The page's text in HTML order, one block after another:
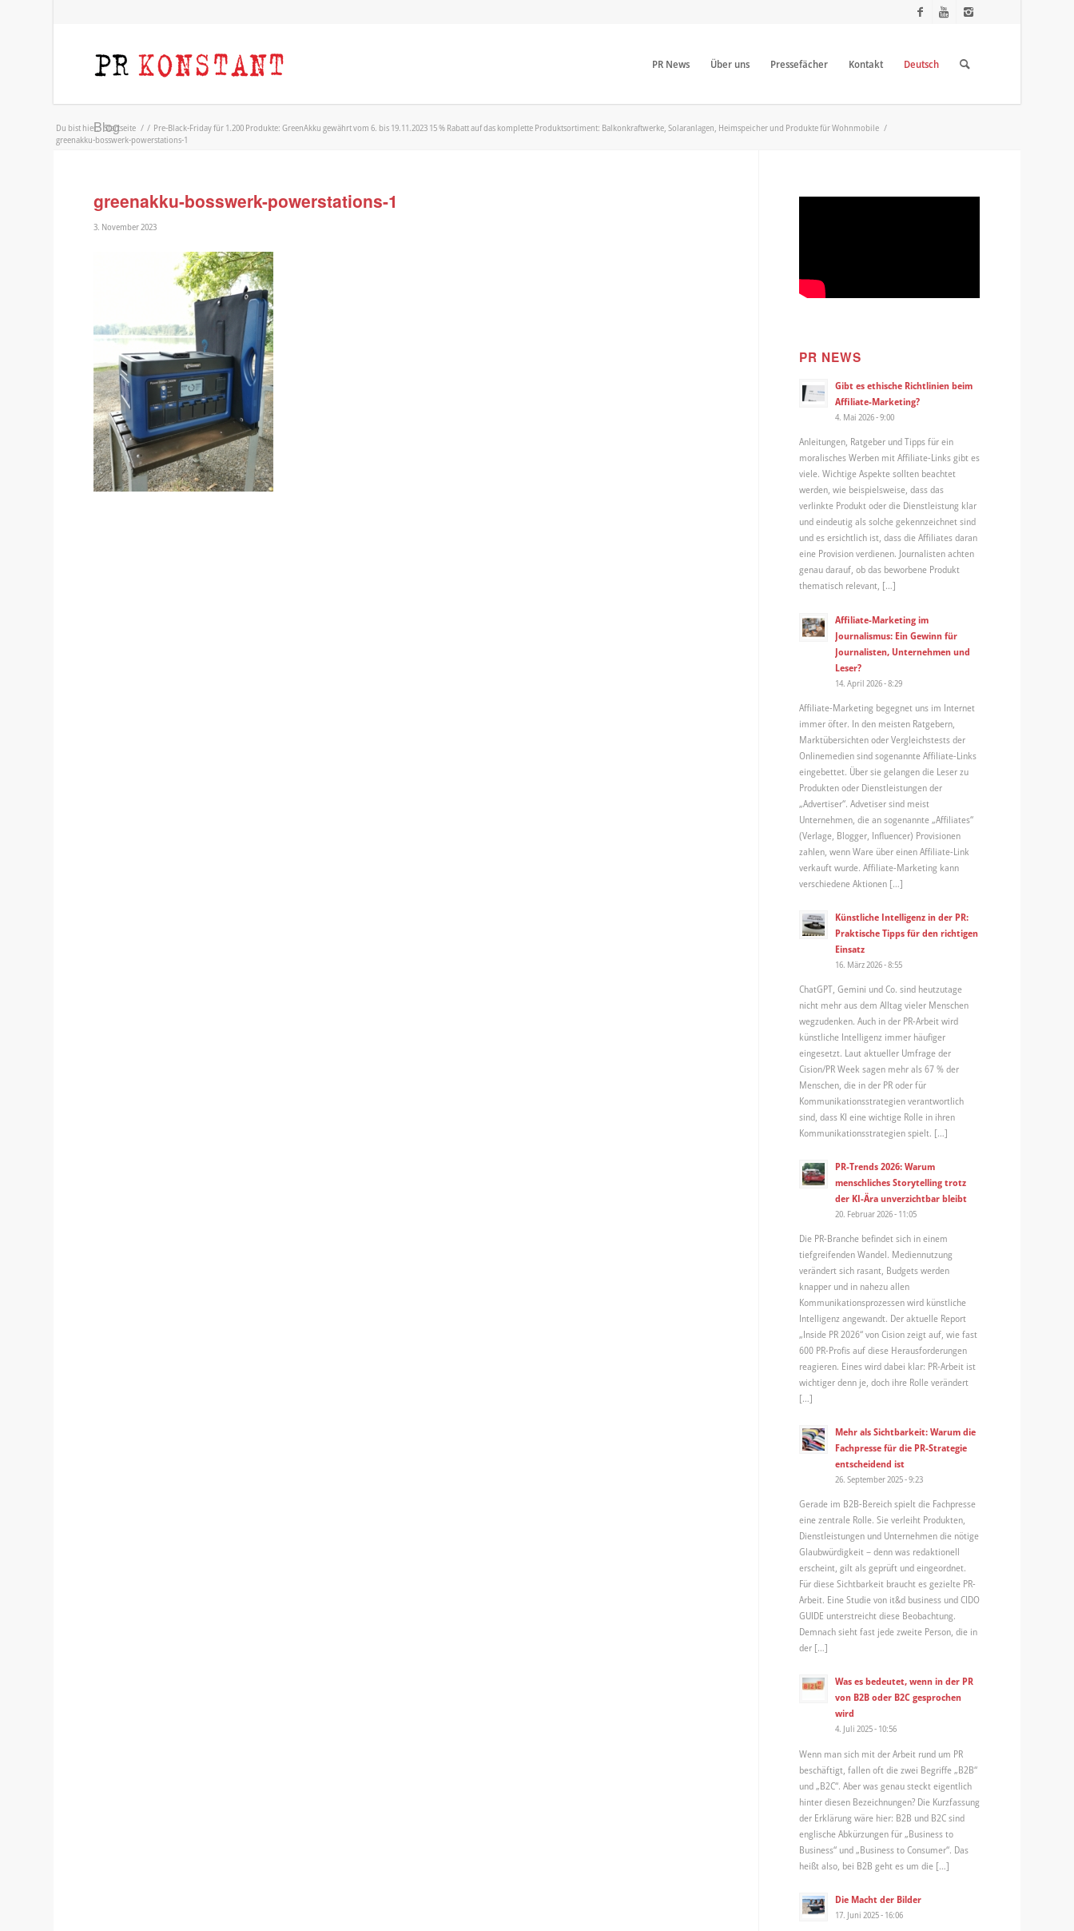
PR News Über uns Pressefächer Kontakt Deutsch
Blog
Du bist hier: Startseite / / Pre-Black-Friday für 1.200 Produkte: GreenAkku gewährt vom 6. bis 19.11.2023 15 % Rabatt auf das komplette Produktsortiment: Balkonkraftwerke, Solaranlagen, Heimspeicher und Produkte für Wohnmobile /
greenakku-bosswerk-powerstations-1
greenakku-bosswerk-powerstations-1
3. November 2023
PR NEWS
Gibt es ethische Richtlinien beim
Affiliate-Marketing?
4. Mai 2026 - 9:00
Anleitungen, Ratgeber und Tipps für ein
moralisches Werben mit Affiliate-Links gibt es
viele. Wichtige Aspekte sollten beachtet
werden, wie beispielsweise, dass das
verlinkte Produkt oder die Dienstleistung klar
und eindeutig als solche gekennzeichnet sind
und es ersichtlich ist, dass die Affiliates daran
eine Provision verdienen. Journalisten achten
genau darauf, ob das beworbene Produkt
thematisch relevant, […]
Affiliate-Marketing im
Journalismus: Ein Gewinn für
Journalisten, Unternehmen und
Leser?
14. April 2026 - 8:29
Affiliate-Marketing begegnet uns im Internet
immer öfter. In den meisten Ratgebern,
Marktübersichten oder Vergleichstests der
Onlinemedien sind sogenannte Affiliate-Links
eingebettet. Über sie gelangen die Leser zu
Produkten oder Dienstleistungen der
„Advertiser“. Advetiser sind meist
Unternehmen, die an sogenannte „Affiliates“
(Verlage, Blogger, Influencer) Provisionen
zahlen, wenn Ware über einen Affiliate-Link
verkauft wurde. Affiliate-Marketing kann
verschiedene Aktionen […]
Künstliche Intelligenz in der PR:
Praktische Tipps für den richtigen
Einsatz
16. März 2026 - 8:55
ChatGPT, Gemini und Co. sind heutzutage
nicht mehr aus dem Alltag vieler Menschen
wegzudenken. Auch in der PR-Arbeit wird
künstliche Intelligenz immer häufiger
eingesetzt. Laut aktueller Umfrage der
Cision/PR Week sagen mehr als 67 % der
Menschen, die in der PR oder für
Kommunikationsstrategien verantwortlich
sind, dass KI eine wichtige Rolle in ihren
Kommunikationsstrategien spielt. […]
PR-Trends 2026: Warum
menschliches Storytelling trotz
der KI-Ära unverzichtbar bleibt
20. Februar 2026 - 11:05
Die PR-Branche befindet sich in einem
tiefgreifenden Wandel. Mediennutzung
verändert sich rasant, Budgets werden
knapper und in nahezu allen
Kommunikationsprozessen wird künstliche
Intelligenz angewandt. Der aktuelle Report
„Inside PR 2026“ von Cision zeigt auf, wie fast
600 PR-Profis auf diese Herausforderungen
reagieren. Eines wird dabei klar: PR-Arbeit ist
wichtiger denn je, doch ihre Rolle verändert
[…]
Mehr als Sichtbarkeit: Warum die
Fachpresse für die PR-Strategie
entscheidend ist
26. September 2025 - 9:23
Gerade im B2B-Bereich spielt die Fachpresse
eine zentrale Rolle. Sie verleiht Produkten,
Dienstleistungen und Unternehmen die nötige
Glaubwürdigkeit – denn was redaktionell
erscheint, gilt als geprüft und eingeordnet.
Für diese Sichtbarkeit braucht es gezielte PR-
Arbeit. Eine Studie von it&d business und CIDO
GUIDE unterstreicht diese Beobachtung.
Demnach sieht fast jede zweite Person, die in
der […]
Was es bedeutet, wenn in der PR
von B2B oder B2C gesprochen
wird
4. Juli 2025 - 10:56
Wenn man sich mit der Arbeit rund um PR
beschäftigt, fallen oft die zwei Begriffe „B2B“
und „B2C“. Aber was genau steckt eigentlich
hinter diesen Bezeichnungen? Die Kurzfassung
der Erklärung wäre hier: B2B und B2C sind
englische Abkürzungen für „Business to
Business“ und „Business to Consumer“. Das
heißt also, bei B2B geht es um die […]
Die Macht der Bilder
17. Juni 2025 - 16:06